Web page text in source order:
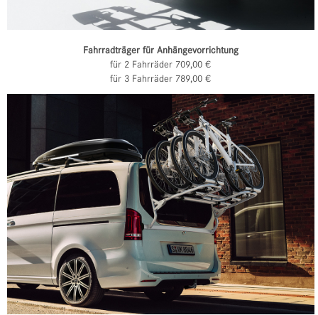
Fahrradträger für Anhängevorrichtung
für 2 Fahrräder 709,00 €
für 3 Fahrräder 789,00 €